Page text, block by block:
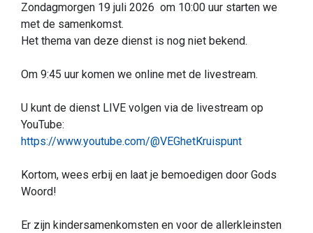
Zondagmorgen 19 juli 2026 om 10:00 uur starten we
met de samenkomst.
Het thema van deze dienst is nog niet bekend.
Om 9:45 uur komen we online met de livestream.
U kunt de dienst LIVE volgen via de livestream op
YouTube:
https://www.youtube.com/@VEGhetKruispunt
Kortom, wees erbij en laat je bemoedigen door Gods
Woord!
Er zijn kindersamenkomsten en voor de allerkleinsten